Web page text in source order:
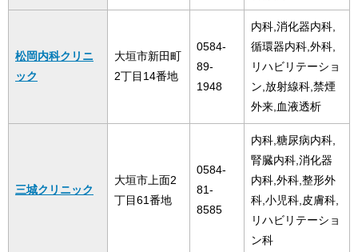
松岡内科クリニ
ック
大垣市新田町
2丁目14番地
0584-
89-
1948
内科,消化器内科,
循環器内科,外科,
リハビリテーショ
ン,放射線科,禁煙
外来,血液透析
三城クリニック
大垣市上面2
丁目61番地
0584-
81-
8585
内科,糖尿病内科,
腎臓内科,消化器
内科,外科,整形外
科,小児科,皮膚科,
リハビリテーショ
ン科